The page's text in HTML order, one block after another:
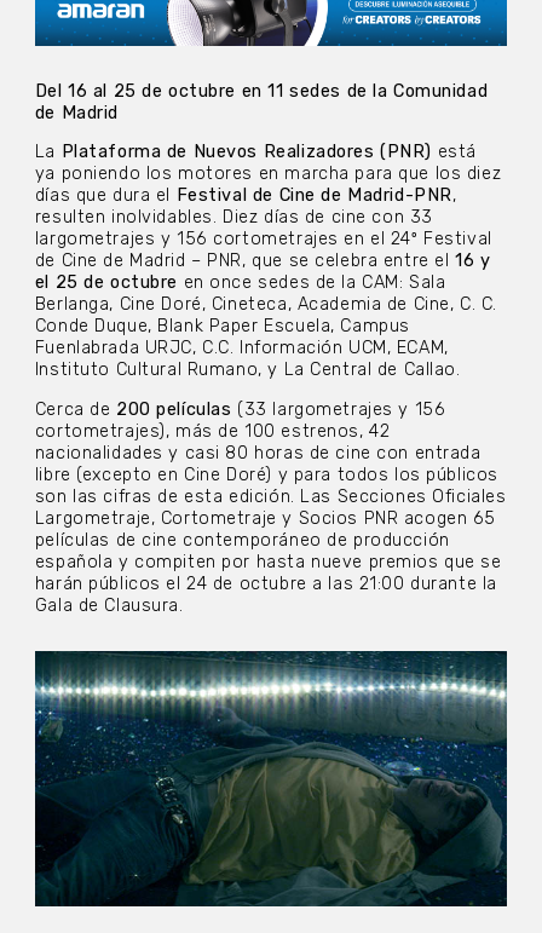
Del 16 al 25 de octubre en 11 sedes de la Comunidad
de Madrid
La Plataforma de Nuevos Realizadores (PNR) está
ya poniendo los motores en marcha para que los diez
días que dura el
Festival de Cine de Madrid-PNR,
resulten inolvidables. Diez días de cine con 33
largometrajes y 156 cortometrajes en el 24º Festival
de Cine de Madrid – PNR, que se celebra entre el16 y
el 25 de octubre en once sedes de la CAM: Sala
Berlanga, Cine Doré, Cineteca, Academia de Cine, C. C.
Conde Duque, Blank Paper Escuela, Campus
Fuenlabrada URJC, C.C. Información UCM, ECAM,
Instituto Cultural Rumano, y La Central de Callao.
Cerca de 200 películas (33 largometrajes y 156
cortometrajes), más de 100 estrenos, 42
nacionalidades y casi 80 horas de cine con entrada
libre (excepto en Cine Doré) y para todos los públicos
son las cifras de esta edición. Las Secciones Oficiales
Largometraje, Cortometraje y Socios PNR acogen 65
películas de cine contemporáneo de producción
española y compiten por hasta nueve premios que se
harán públicos el 24 de octubre a las 21:00 durante la
Gala de Clausura.